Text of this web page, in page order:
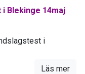
Blekinge 14maj
i
Läs mer